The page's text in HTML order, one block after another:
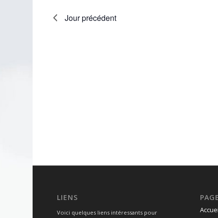
Jour précédent
LIENS
Voici quelques liens intéressants pour